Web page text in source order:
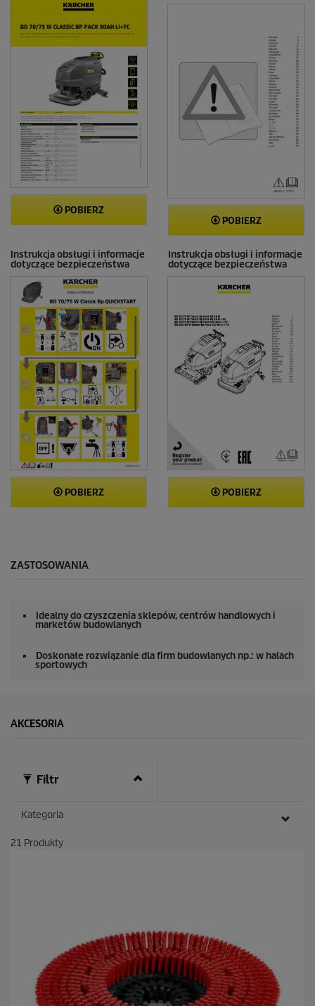
POBIERZ
POBIERZ
Instrukcja obsługi i informacje
dotyczące bezpieczeństwa
POBIERZ
Instrukcja obsługi i informacje
dotyczące bezpieczeństwa
POBIERZ
ZASTOSOWANIA
Idealny do czyszczenia sklepów, centrów handlowych i
marketów budowlanych
Doskonałe rozwiązanie dla firm budowlanych np.: w halach
sportowych
AKCESORIA
Filtr
Kategoria
21 Produkty